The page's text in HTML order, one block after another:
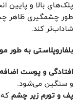
پلک‌های بالا و پایین
طور چشمگیری ظاهر
شاداب‌تر کند.
بلفاروپلاستی به طور
افتادگی و پوست اضافه
و سنگین می‌شود.
پف و تورم زیر چشم